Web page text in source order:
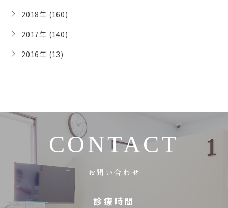
2018年 (160)
2017年 (140)
2016年 (13)
CONTACT
お問い合わせ
診療時間